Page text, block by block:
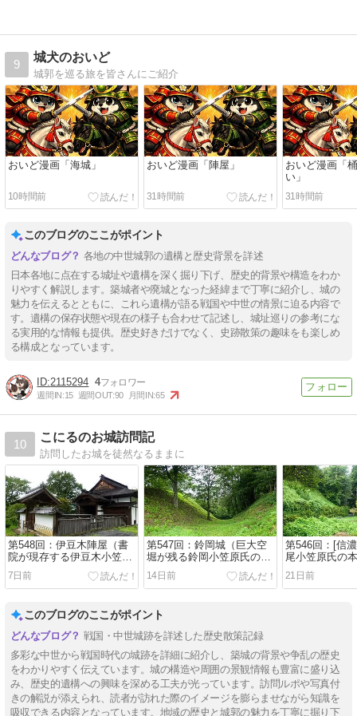
9
城犬のおいど
城郭を巡る旅を皆さんにご紹介
おいど漫画「海城」
10時間前
おいど漫画「陣屋」
31時間前
おいど漫画「
い」
31時間前
このブログのここがポイント
各地の中世城郭の遺構と歴史背景を詳述
日本各地に点在する城址や遺構を深く掘り下げ、歴史的背景や構造をわか
りやすく解説します。築城者や廃城となった経緯まで丁寧に紹介し、城の
魅力を伝えるとともに、これら遺構が語る戦国や中世の情景に迫る内容で
す。遺構の保存状態や現在の様子も合わせて記述し、城址巡りの参考にな
る実用的な情報も提供。歴史好きだけでなく、史跡散策の趣味をも楽しめ
る構成となっています。
2115294 4
週間IN:15 週間OUT:90 月間IN:65
10
こにるのお城訪問記
訪問したお城を徒然なるままに
第548回：伊豆木陣屋（書
院が現存する伊豆木小笠原
氏の陣屋）
7日前
第547回：鈴岡城（巨大空
堀が残る鈴岡小笠原氏の本
拠地）
14日前
第546回：[信
尾小笠原氏の
21日前
このブログのここがポイント
戦国・中世城跡を詳述した歴史散策記録
多彩な中世から戦国時代の城跡を詳細に紹介し、築城の背景や争乱の歴史
をわかりやすく伝えています。城の構造や周囲の景観情報も豊富に盛り込
み、歴史的遺構への興味を深める工夫が光っています。訪問ルポや写真付
きの解説が添えられ、読者が訪れた際のイメージを膨らませながら知識を
吸収できる内容となっています。地域の歴史と城郭の魅力を丁寧に掘り下